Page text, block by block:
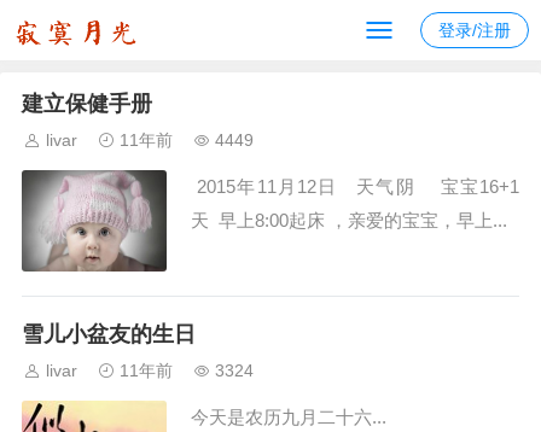
登录/注册
建立保健手册
livar 11年前 4449
2015年11月12日 天气阴 宝宝16+1
天 早上8:00起床 ，亲爱的宝宝，早上...
雪儿小盆友的生日
livar 11年前 3324
今天是农历九月二十六...